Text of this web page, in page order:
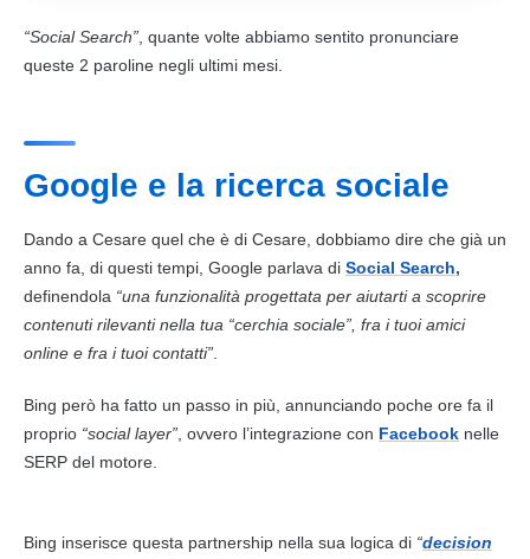
“Social Search” , quante volte abbiamo sentito pronunciare
queste 2 paroline negli ultimi mesi.
Google e la ricerca sociale
Dando a Cesare quel che è di Cesare, dobbiamo dire che già un
anno fa, di questi tempi, Google parlava di Social Search,
definendola “una funzionalità progettata per aiutarti a scoprire
contenuti rilevanti nella tua “cerchia sociale”, fra i tuoi amici
online e fra i tuoi contatti”
Bing però ha fatto un passo in più, annunciando poche ore fa il
proprio “social layer” , ovvero l’integrazione con Facebook nelle
SERP del motore.
Bing inserisce questa partnership nella sua logica di “decision